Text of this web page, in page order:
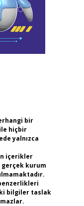
bir
hiçbir
yalnızca
içerikler
kurum
bilgiler taslak